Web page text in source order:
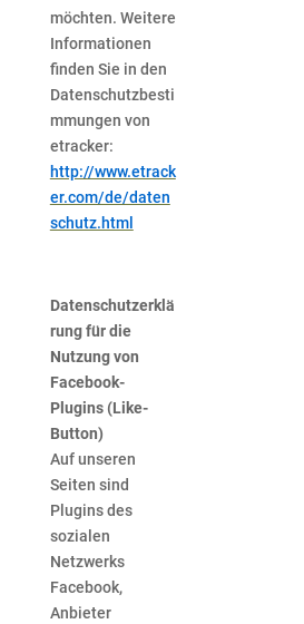
möchten. Weitere
Informationen
finden Sie in den
Datenschutzbesti
mmungen von
etracker:
http://www.etrack
er.com/de/daten
schutz.html
Datenschutzerklä
rung für die
Nutzung von
Facebook-
Plugins (Like-
Button)
Auf unseren
Seiten sind
Plugins des
sozialen
Netzwerks
Facebook,
Anbieter